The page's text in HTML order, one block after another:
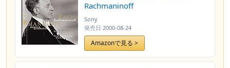
Rachmaninoff
Sony
発売日 2000-08-24
Amazonで見る >